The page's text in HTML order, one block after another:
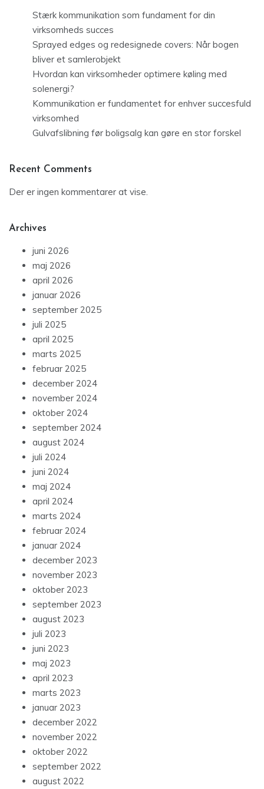
Stærk kommunikation som fundament for din
virksomheds succes
Sprayed edges og redesignede covers: Når bogen
bliver et samlerobjekt
Hvordan kan virksomheder optimere køling med
solenergi?
Kommunikation er fundamentet for enhver succesfuld
virksomhed
Gulvafslibning før boligsalg kan gøre en stor forskel
Recent Comments
Der er ingen kommentarer at vise.
Archives
juni 2026
maj 2026
april 2026
januar 2026
september 2025
juli 2025
april 2025
marts 2025
februar 2025
december 2024
november 2024
oktober 2024
september 2024
august 2024
juli 2024
juni 2024
maj 2024
april 2024
marts 2024
februar 2024
januar 2024
december 2023
november 2023
oktober 2023
september 2023
august 2023
juli 2023
juni 2023
maj 2023
april 2023
marts 2023
januar 2023
december 2022
november 2022
oktober 2022
september 2022
august 2022